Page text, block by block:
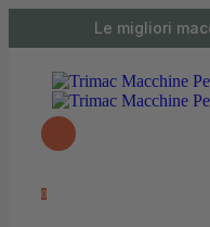
Le migliori
0